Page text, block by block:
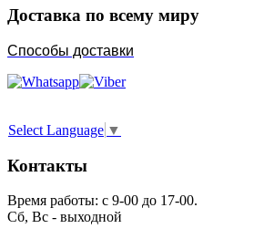
Доставка по всему миру
Способы доставки
Select Language ▼
Контакты
Время работы: с 9-00 до 17-00.
Сб, Вс - выходной